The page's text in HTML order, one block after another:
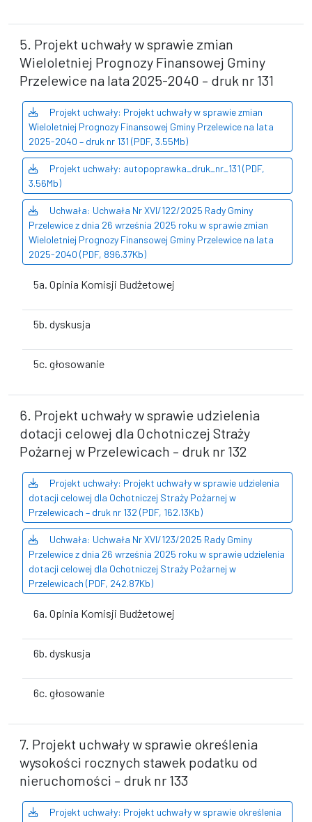
5. Projekt uchwały w sprawie zmian
Wieloletniej Prognozy Finansowej Gminy
Przelewice na lata 2025-2040 – druk nr 131
Projekt uchwały: Projekt uchwały w sprawie zmian
Wieloletniej Prognozy Finansowej Gminy Przelewice na lata
2025-2040 – druk nr 131 (PDF, 3.55Mb)
Projekt uchwały: autopoprawka_druk_nr_131 (PDF,
3.56Mb)
Uchwała: Uchwała Nr XVI/122/2025 Rady Gminy
Przelewice z dnia 26 września 2025 roku w sprawie zmian
Wieloletniej Prognozy Finansowej Gminy Przelewice na lata
2025-2040 (PDF, 896.37Kb)
5a. Opinia Komisji Budżetowej
5b. dyskusja
5c. głosowanie
6. Projekt uchwały w sprawie udzielenia
dotacji celowej dla Ochotniczej Straży
Pożarnej w Przelewicach – druk nr 132
Projekt uchwały: Projekt uchwały w sprawie udzielenia
dotacji celowej dla Ochotniczej Straży Pożarnej w
Przelewicach – druk nr 132 (PDF, 162.13Kb)
Uchwała: Uchwała Nr XVI/123/2025 Rady Gminy
Przelewice z dnia 26 września 2025 roku w sprawie udzielenia
dotacji celowej dla Ochotniczej Straży Pożarnej w
Przelewicach (PDF, 242.87Kb)
6a. Opinia Komisji Budżetowej
6b. dyskusja
6c. głosowanie
7. Projekt uchwały w sprawie określenia
wysokości rocznych stawek podatku od
nieruchomości – druk nr 133
Projekt uchwały: Projekt uchwały w sprawie określenia